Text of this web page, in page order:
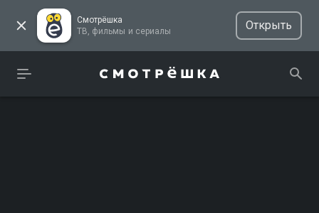
Смотрёшка
ТВ, фильмы и сериалы
Открыть